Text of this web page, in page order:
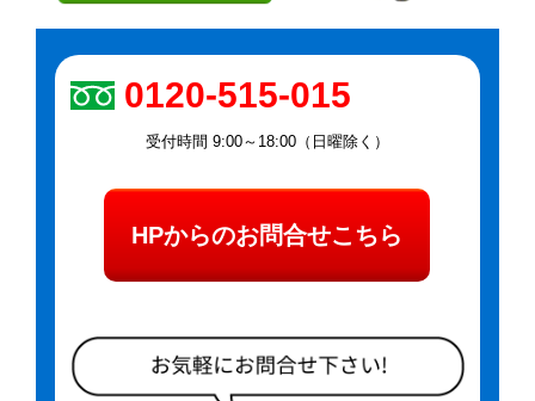
0120-515-015
受付時間 9:00～18:00（日曜除く）
HPからのお問合せこちら